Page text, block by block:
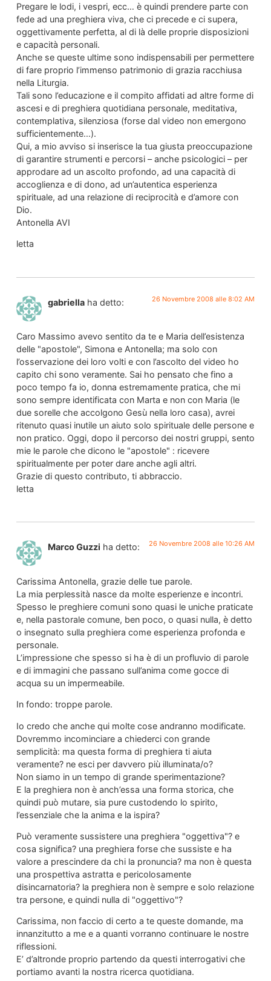
Pregare le lodi, i vespri, ecc… è quindi prendere parte con
fede ad una preghiera viva, che ci precede e ci supera,
oggettivamente perfetta, al di là delle proprie disposizioni
e capacità personali.
Anche se queste ultime sono indispensabili per permettere
di fare proprio l’immenso patrimonio di grazia racchiusa
nella Liturgia.
Tali sono l’educazione e il compito affidati ad altre forme di
ascesi e di preghiera quotidiana personale, meditativa,
contemplativa, silenziosa (forse dal video non emergono
sufficientemente…).
Qui, a mio avviso si inserisce la tua giusta preoccupazione
di garantire strumenti e percorsi – anche psicologici – per
approdare ad un ascolto profondo, ad una capacità di
accoglienza e di dono, ad un’autentica esperienza
spirituale, ad una relazione di reciprocità e d’amore con
Dio.
Antonella AVI
letta
gabriella ha detto: 26 Novembre 2008 alle 8:02 AM
Caro Massimo avevo sentito da te e Maria dell’esistenza
delle "apostole", Simona e Antonella; ma solo con
l’osservazione dei loro volti e con l’ascolto del video ho
capito chi sono veramente. Sai ho pensato che fino a
poco tempo fa io, donna estremamente pratica, che mi
sono sempre identificata con Marta e non con Maria (le
due sorelle che accolgono Gesù nella loro casa), avrei
ritenuto quasi inutile un aiuto solo spirituale delle persone e
non pratico. Oggi, dopo il percorso dei nostri gruppi, sento
mie le parole che dicono le "apostole" : ricevere
spiritualmente per poter dare anche agli altri.
Grazie di questo contributo, ti abbraccio.
letta
Marco Guzzi ha detto: 26 Novembre 2008 alle 10:26 AM
Carissima Antonella, grazie delle tue parole.
La mia perplessità nasce da molte esperienze e incontri.
Spesso le preghiere comuni sono quasi le uniche praticate
e, nella pastorale comune, ben poco, o quasi nulla, è detto
o insegnato sulla preghiera come esperienza profonda e
personale.
L’impressione che spesso si ha è di un profluvio di parole
e di immagini che passano sull’anima come gocce di
acqua su un impermeabile.
In fondo: troppe parole.
Io credo che anche qui molte cose andranno modificate.
Dovremmo incominciare a chiederci con grande
semplicità: ma questa forma di preghiera ti aiuta
veramente? ne esci per davvero più illuminata/o?
Non siamo in un tempo di grande sperimentazione?
E la preghiera non è anch’essa una forma storica, che
quindi può mutare, sia pure custodendo lo spirito,
l’essenziale che la anima e la ispira?
Può veramente sussistere una preghiera "oggettiva"? e
cosa significa? una preghiera forse che sussiste e ha
valore a prescindere da chi la pronuncia? ma non è questa
una prospettiva astratta e pericolosamente
disincarnatoria? la preghiera non è sempre e solo relazione
tra persone, e quindi nulla di "oggettivo"?
Carissima, non faccio di certo a te queste domande, ma
innanzitutto a me e a quanti vorranno continuare le nostre
riflessioni.
E’ d’altronde proprio partendo da questi interrogativi che
portiamo avanti la nostra ricerca quotidiana.